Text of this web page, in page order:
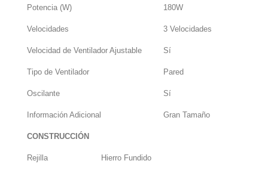
Potencia (W) 180W
Velocidades 3 Velocidades
Velocidad de Ventilador Ajustable Sí
Tipo de Ventilador Pared
Oscilante Sí
Información Adicional Gran Tamaño
CONSTRUCCIÓN
Rejilla Hierro Fundido